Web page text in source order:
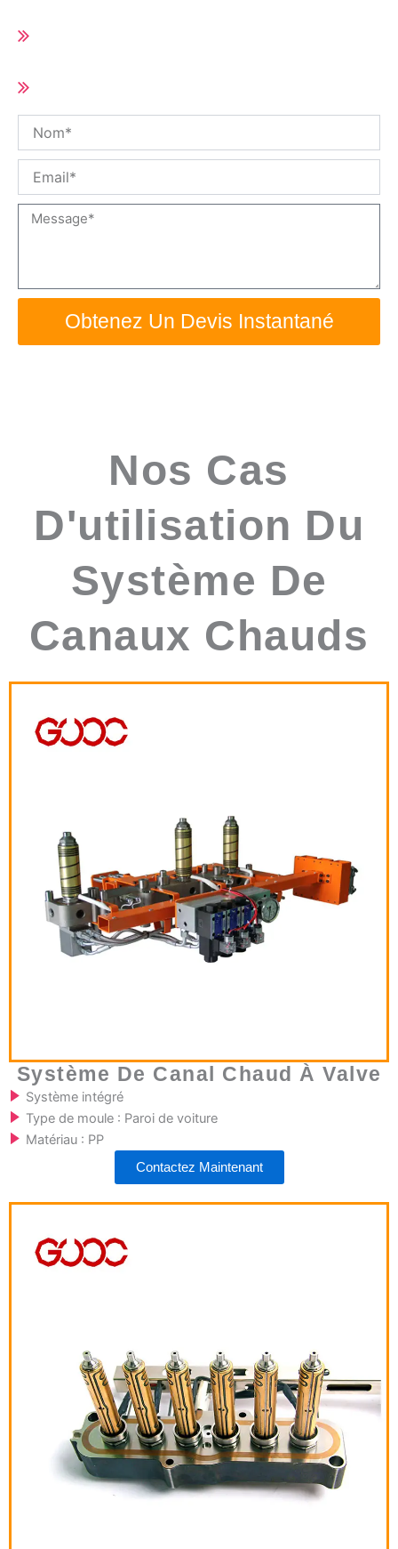
Message
Obtenez Un Devis Instantané
Nos Cas
D'utilisation Du
Système De
Canaux Chauds
Système De Canal Chaud À Valve
Système intégré
Type de moule : Paroi de voiture
Matériau : PP
Contactez Maintenant